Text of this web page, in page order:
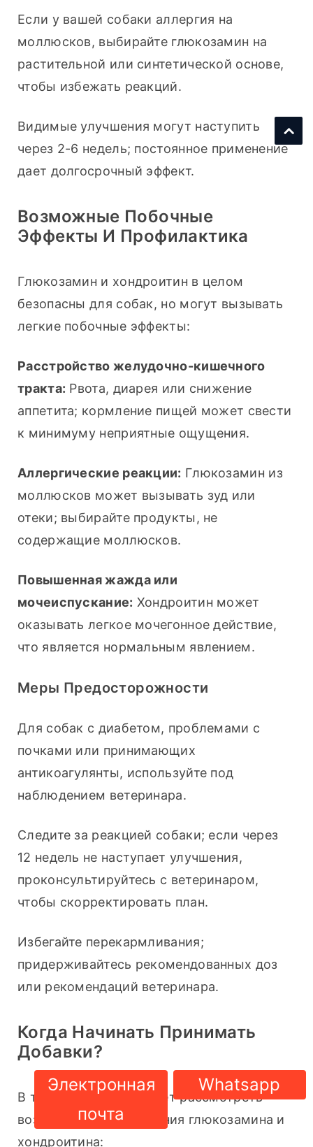
Если у вашей собаки аллергия на
моллюсков, выбирайте глюкозамин на
растительной или синтетической основе,
чтобы избежать реакций.
Видимые улучшения могут наступить
через 2-6 недель; постоянное применение
дает долгосрочный эффект.
Возможные Побочные
Эффекты И Профилактика
Глюкозамин и хондроитин в целом
безопасны для собак, но могут вызывать
легкие побочные эффекты:
Расстройство желудочно-кишечного
тракта: Рвота, диарея или снижение
аппетита; кормление пищей может свести
к минимуму неприятные ощущения.
Аллергические реакции: Глюкозамин из
моллюсков может вызывать зуд или
отеки; выбирайте продукты, не
содержащие моллюсков.
Повышенная жажда или
мочеиспускание: Хондроитин может
оказывать легкое мочегонное действие,
что является нормальным явлением.
Меры Предосторожности
Для собак с диабетом, проблемами с
почками или принимающих
антикоагулянты, используйте под
наблюдением ветеринара.
Следите за реакцией собаки; если через
12 недель не наступает улучшения,
проконсультируйтесь с ветеринаром,
чтобы скорректировать план.
Избегайте перекармливания;
придерживайтесь рекомендованных доз
или рекомендаций ветеринара.
Когда Начинать Принимать
Добавки?
В таких случаях следует рассмотреть
возможность применения глюкозамина и
хондроитина:
Электронная
почта
Whatsapp